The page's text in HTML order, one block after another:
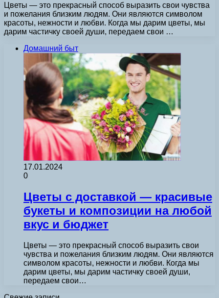
Цветы — это прекрасный способ выразить свои чувства
и пожелания близким людям. Они являются символом
красоты, нежности и любви. Когда мы дарим цветы, мы
дарим частичку своей души, передаем свои …
Домашний быт
17.01.2024
0
Цветы с доставкой — красивые
букеты и композиции на любой
вкус и бюджет
Цветы — это прекрасный способ выразить свои
чувства и пожелания близким людям. Они являются
символом красоты, нежности и любви. Когда мы
дарим цветы, мы дарим частичку своей души,
передаем свои…